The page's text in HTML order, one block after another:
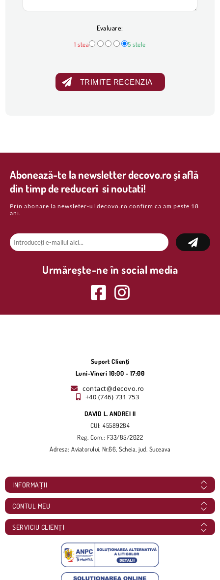
Evaluare:
1 stea 5 stele
TRIMITE RECENZIA
Abonează-te la newsletter decovo.ro și află
din timp de reduceri si noutati!
Prin abonare la newsleter-ul decovo.ro confirm ca am peste 18
ani.
Urmărește-ne în social media
Suport Clienți
Luni-Vineri 10:00 - 17:00
contact@decovo.ro
+40 (746) 731 753
DAVID L. ANDREI II
CUI: 45589284
Reg. Com.: F33/85/2022
Adresa: Aviatorului, Nr.66, Scheia, jud. Suceava
INFORMAȚII
CONTUL MEU
SERVICIU CLIENȚI